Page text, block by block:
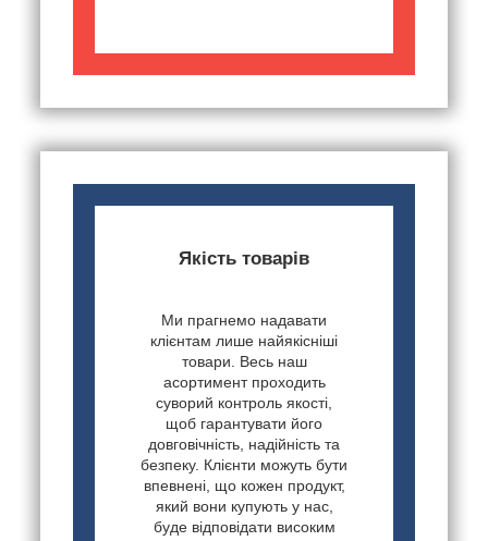
Якість товарів
Ми прагнемо надавати
клієнтам лише найякісніші
товари. Весь наш
асортимент проходить
суворий контроль якості,
щоб гарантувати його
довговічність, надійність та
безпеку. Клієнти можуть бути
впевнені, що кожен продукт,
який вони купують у нас,
буде відповідати високим